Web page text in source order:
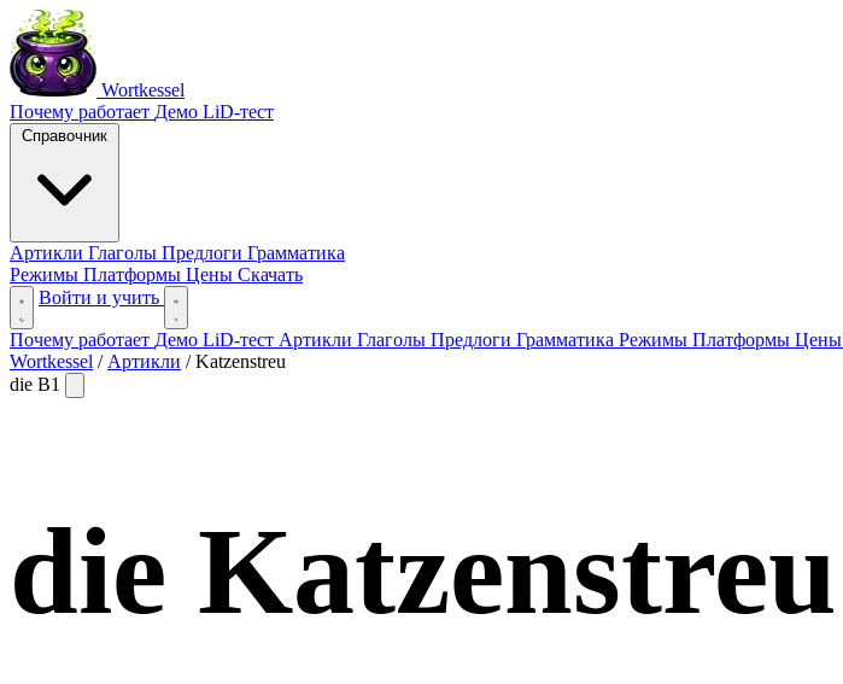
Wortkessel
Почему работает Демо LiD-тест
Справочник
Артикли Глаголы Предлоги Грамматика
Режимы Платформы Цены Скачать
Войти и учить
Почему работает Демо LiD-тест Артикли Глаголы Предлоги Грамматика Режимы Платформы Цены
Wortkessel / Артикли / Katzenstreu
die B1
die Katzenstreu